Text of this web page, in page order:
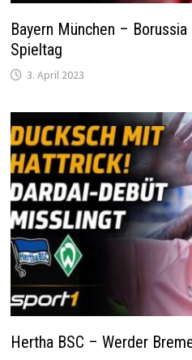
Bayern München –
Spieltag
3. April 2023
Hertha BSC – Werder